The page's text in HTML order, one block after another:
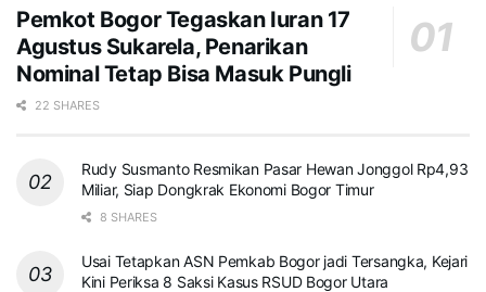
Pemkot Bogor Tegaskan Iuran 17
Agustus Sukarela, Penarikan
Nominal Tetap Bisa Masuk Pungli
22 SHARES
Rudy Susmanto Resmikan Pasar Hewan Jonggol Rp4,93
Miliar, Siap Dongkrak Ekonomi Bogor Timur
8 SHARES
Usai Tetapkan ASN Pemkab Bogor jadi Tersangka, Kejari
Kini Periksa 8 Saksi Kasus RSUD Bogor Utara